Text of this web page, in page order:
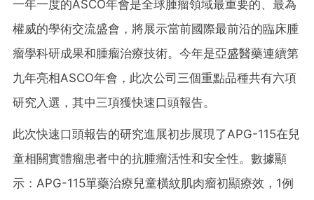
一年一度的ASCO年會是全球腫瘤領域最重要的、最為
權威的學術交流盛會，將展示當前國際最前沿的臨床腫
瘤學科研成果和腫瘤治療技術。今年是亞盛醫藥連續第
九年亮相ASCO年會，此次公司三個重點品種共有六項
研究入選，其中三項獲快速口頭報告。
此次快速口頭報告的研究進展初步展現了APG-115在兒
童相關實體瘤患者中的抗腫瘤活性和安全性。數據顯
示：APG-115單藥治療兒童橫紋肌肉瘤初顯療效，1例